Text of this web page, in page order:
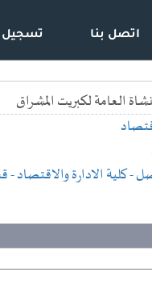
اتصل بنا تسجيل
العامة لكبريت المشراق
- كلية الادارة والاقتصاد-